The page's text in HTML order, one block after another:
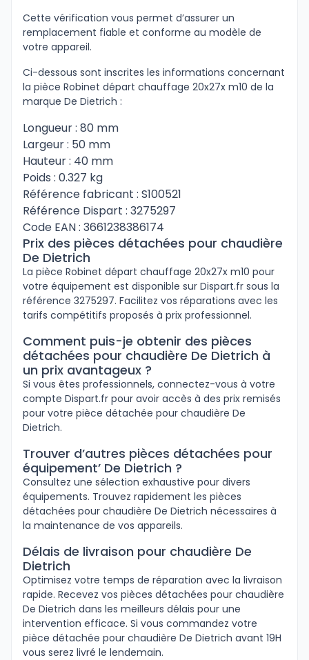
Cette vérification vous permet d’assurer un
remplacement fiable et conforme au modèle de
votre appareil.
Ci-dessous sont inscrites les informations concernant
la pièce Robinet départ chauffage 20x27x m10 de la
marque De Dietrich :
Longueur : 80 mm
Largeur : 50 mm
Hauteur : 40 mm
Poids : 0.327 kg
Référence fabricant : S100521
Référence Dispart : 3275297
Code EAN : 3661238386174
Prix des pièces détachées pour chaudière
De Dietrich
La pièce Robinet départ chauffage 20x27x m10 pour
votre équipement est disponible sur Dispart.fr sous la
référence 3275297. Facilitez vos réparations avec les
tarifs compétitifs proposés à prix professionnel.
Comment puis-je obtenir des pièces
détachées pour chaudière De Dietrich à
un prix avantageux ?
Si vous êtes professionnels, connectez-vous à votre
compte Dispart.fr pour avoir accès à des prix remisés
pour votre pièce détachée pour chaudière De
Dietrich.
Trouver d’autres pièces détachées pour
équipement’ De Dietrich ?
Consultez une sélection exhaustive pour divers
équipements. Trouvez rapidement les pièces
détachées pour chaudière De Dietrich nécessaires à
la maintenance de vos appareils.
Délais de livraison pour chaudière De
Dietrich
Optimisez votre temps de réparation avec la livraison
rapide. Recevez vos pièces détachées pour chaudière
De Dietrich dans les meilleurs délais pour une
intervention efficace. Si vous commandez votre
pièce détachée pour chaudière De Dietrich avant 19H
vous serez livré le lendemain.